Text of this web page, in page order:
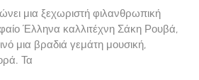
μια ξεχωριστή φιλανθρωπική
Έλληνα καλλιτέχνη Σάκη Ρουβά,
μια βραδιά γεμάτη μουσική,
Τα